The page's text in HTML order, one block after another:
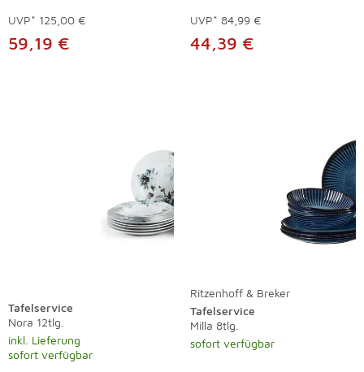
UVP* 125,00 €
59,19 €
UVP* 84,99 €
44,39 €
Tafelservice
Nora 12tlg.
inkl. Lieferung
sofort verfügbar
Ritzenhoff & Breker
Tafelservice
Milla 8tlg.
sofort verfügbar